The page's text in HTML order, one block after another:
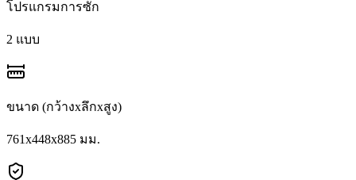
โปรแกรมการซัก
2 แบบ
ขนาด (กว้างxลึกxสูง)
761x448x885 มม.